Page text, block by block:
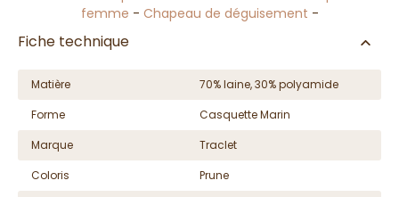
femme - Chapeau de déguisement -
Fiche technique
Matière
70% laine, 30% polyamide
Forme
Casquette Marin
Marque
Traclet
Coloris
Prune